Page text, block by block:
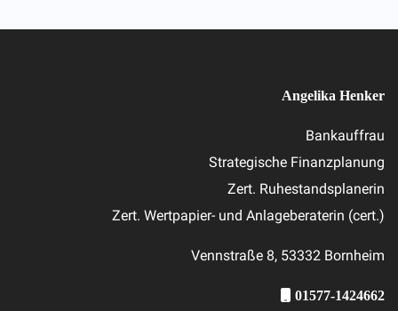
Angelika Henker
Bankauffrau
Strategische Finanzplanung
Zert. Ruhestandsplanerin
Zert. Wertpapier- und Anlageberaterin (cert.)
Vennstraße 8, 53332 Bornheim
01577-1424662